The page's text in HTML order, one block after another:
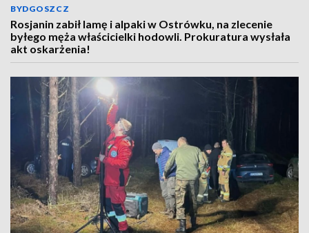
BYDGOSZCZ
Rosjanin zabił lamę i alpaki w Ostrówku, na zlecenie
byłego męża właścicielki hodowli. Prokuratura wysłała
akt oskarżenia!